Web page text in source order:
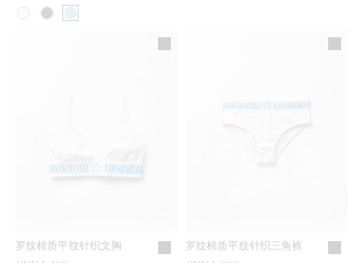
罗纹棉质平纹针织文胸
罗纹棉质平纹针织三角裤